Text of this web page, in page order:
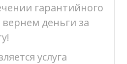
гарантийного
деньги за
услуга